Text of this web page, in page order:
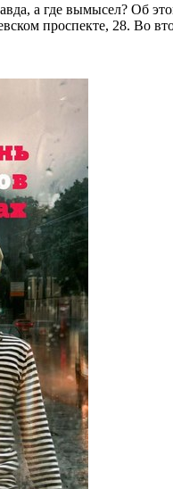
а где вымысел? Об
проспекте, 28. Во